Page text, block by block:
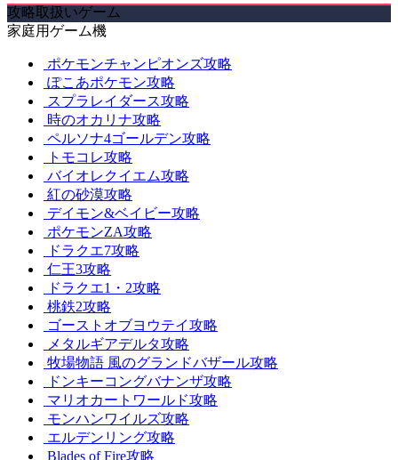
攻略取扱いゲーム
家庭用ゲーム機
ポケモンチャンピオンズ攻略
ぽこあポケモン攻略
スプラレイダース攻略
時のオカリナ攻略
ペルソナ4ゴールデン攻略
トモコレ攻略
バイオレクイエム攻略
紅の砂漠攻略
デイモン&ベイビー攻略
ポケモンZA攻略
ドラクエ7攻略
仁王3攻略
ドラクエ1・2攻略
桃鉄2攻略
ゴーストオブヨウテイ攻略
メタルギアデルタ攻略
牧場物語 風のグランドバザール攻略
ドンキーコングバナンザ攻略
マリオカートワールド攻略
モンハンワイルズ攻略
エルデンリング攻略
Blades of Fire攻略